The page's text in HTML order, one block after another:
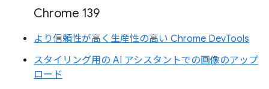
Chrome 139
より信頼性が高く生産性の高い Chrome DevTools
スタイリング用の AI アシスタントでの画像のアップ
ロード